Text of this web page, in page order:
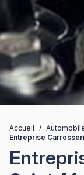
Accueil /
Entreprise